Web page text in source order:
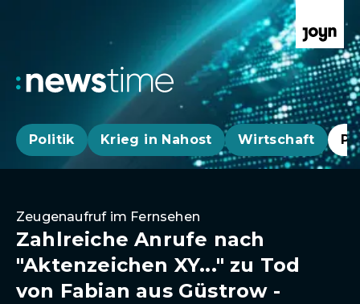
Politik Krieg in Nahost Wirtschaft
Zeugenaufruf im Fernsehen
Zahlreiche Anrufe nach
"Aktenzeichen XY..." zu Tod
von Fabian aus Güstrow -